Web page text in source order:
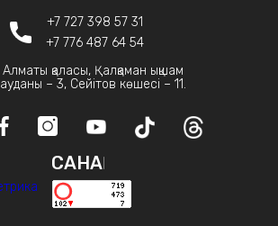
+7 727 398 57 31
+7 776 487 64 54
Алматы қаласы, Қалқаман ықшам
ауданы – 3, Сейітов көшесі – 11.
САНАҚ